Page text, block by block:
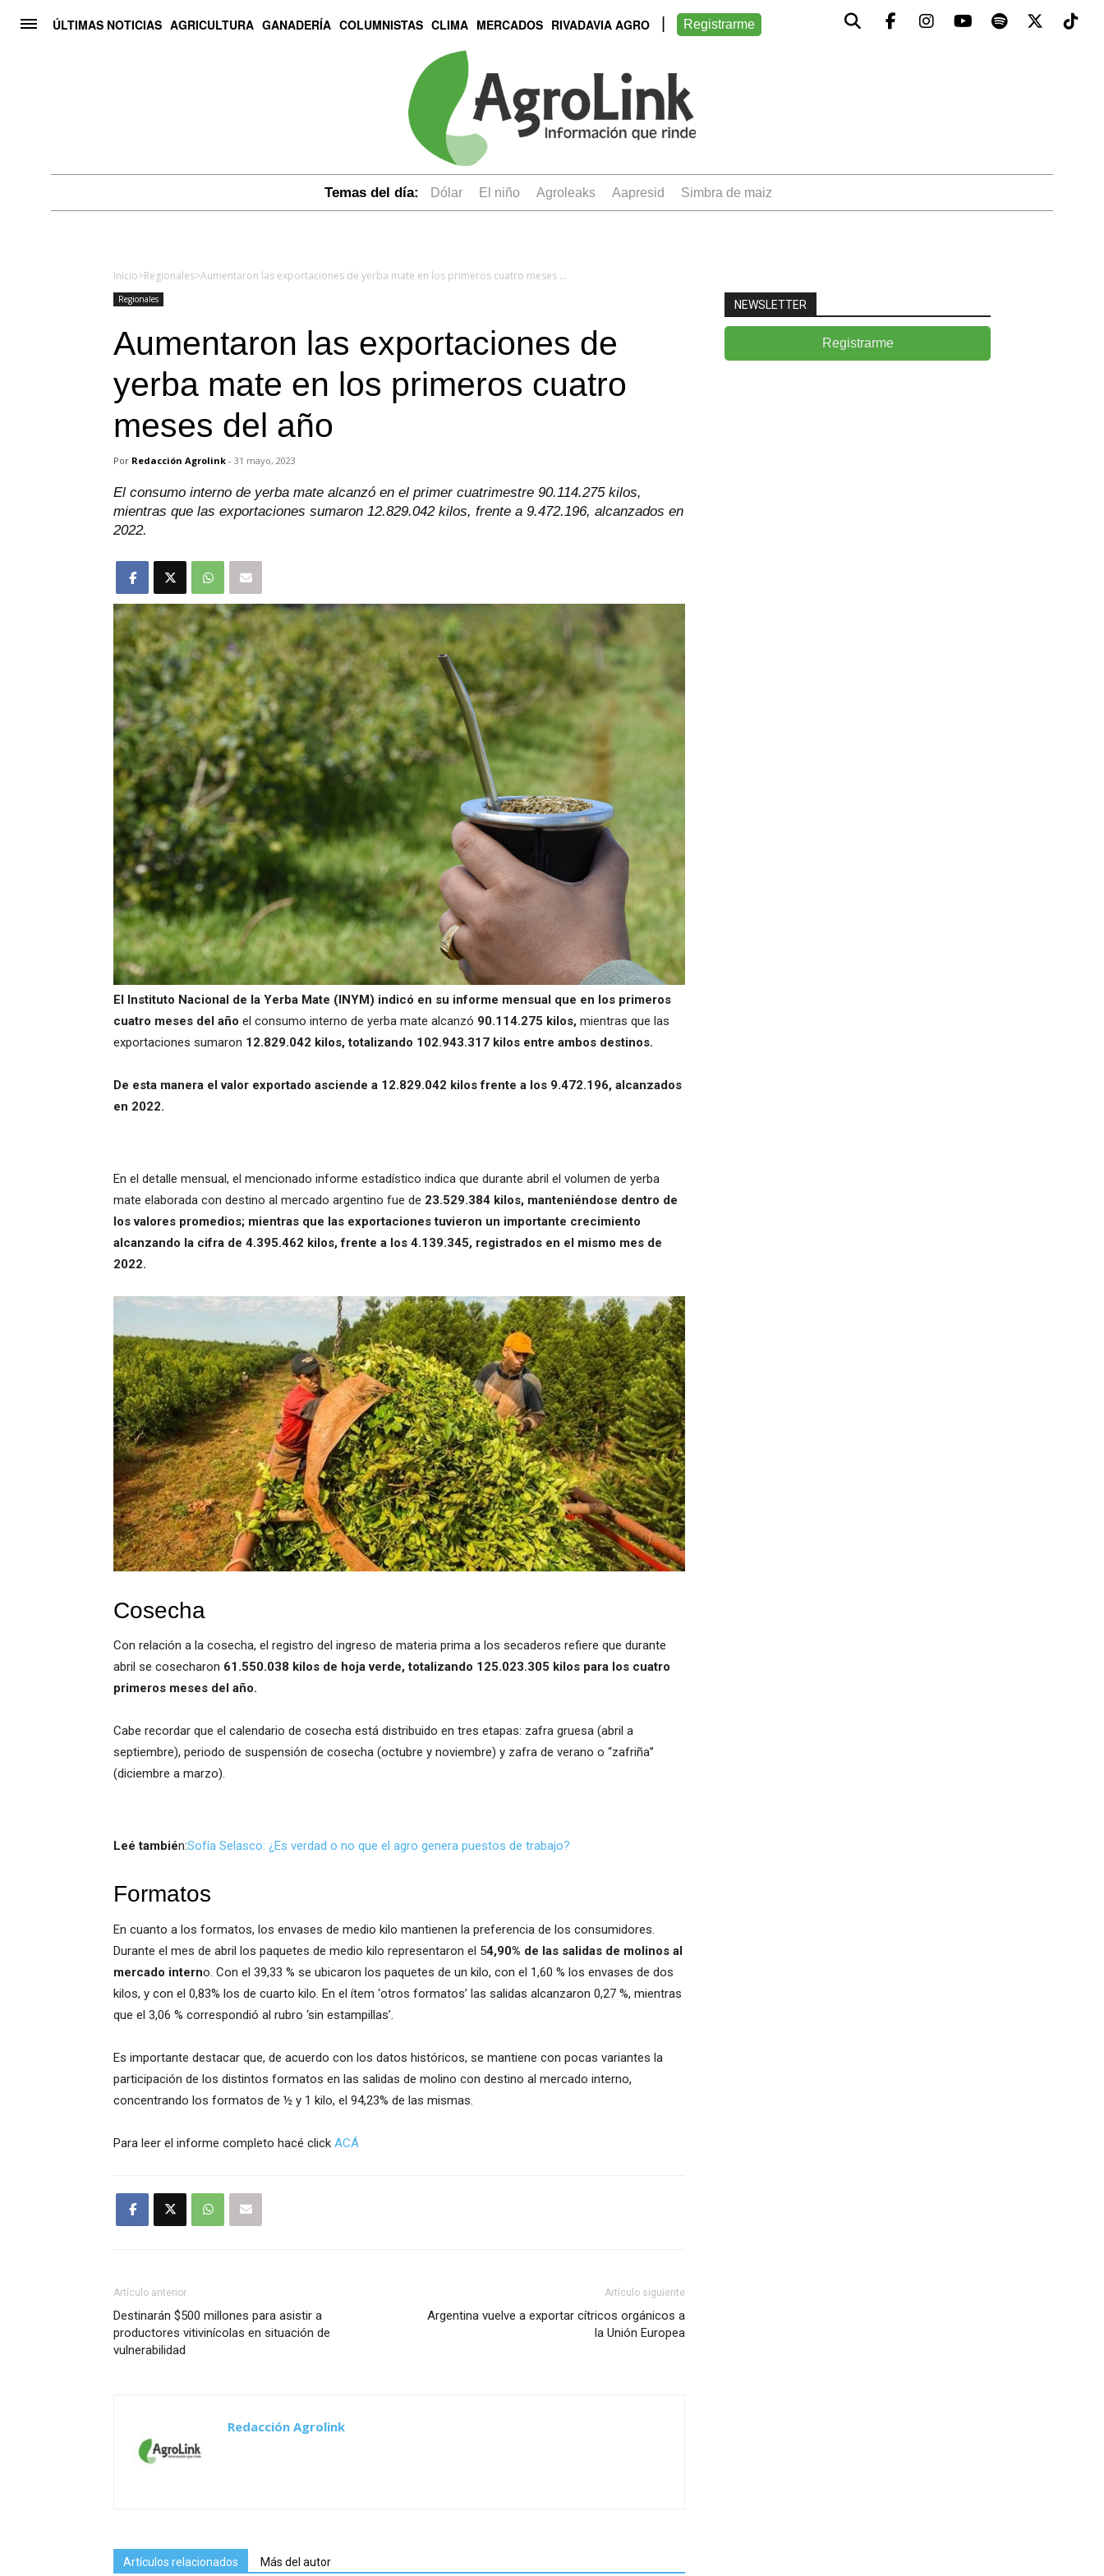
ÚLTIMAS NOTICIAS AGRICULTURA GANADERÍA COLUMNISTAS CLIMA MERCADOS RIVADAVIA AGRO Registrarme
Temas del día: dólar el niño Agroleaks aapresid simbra de maiz
Inicio>Regionales> Aumentaron las exportaciones de yerba mate en los primeros cuatro meses del año
Regionales
Aumentaron las exportaciones de
yerba mate en los primeros cuatro
meses del año
Por Redacción Agrolink - 31 mayo, 2023
El consumo interno de yerba mate alcanzó en el primer cuatrimestre 90.114.275 kilos,
mientras que las exportaciones sumaron 12.829.042 kilos, frente a 9.472.196, alcanzados en
2022.
El Instituto Nacional de la Yerba Mate (INYM) indicó en su informe mensual que en los primeros
cuatro meses del año el consumo interno de yerba mate alcanzó 90.114.275 kilos, mientras que las
exportaciones sumaron 12.829.042 kilos, totalizando 102.943.317 kilos entre ambos destinos.
De esta manera el valor exportado asciende a 12.829.042 kilos frente a los 9.472.196, alcanzados
en 2022.
En el detalle mensual, el mencionado informe estadístico indica que durante abril el volumen de yerba
mate elaborada con destino al mercado argentino fue de 23.529.384 kilos, manteniéndose dentro de
los valores promedios; mientras que las exportaciones tuvieron un importante crecimiento
alcanzando la cifra de 4.395.462 kilos, frente a los 4.139.345, registrados en el mismo mes de
2022.
Cosecha
Con relación a la cosecha, el registro del ingreso de materia prima a los secaderos refiere que durante
abril se cosecharon 61.550.038 kilos de hoja verde, totalizando 125.023.305 kilos para los cuatro
primeros meses del año.
Cabe recordar que el calendario de cosecha está distribuido en tres etapas: zafra gruesa (abril a
septiembre), periodo de suspensión de cosecha (octubre y noviembre) y zafra de verano o “zafriña”
(diciembre a marzo).
Leé también:Sofía Selasco: ¿Es verdad o no que el agro genera puestos de trabajo?
Formatos
En cuanto a los formatos, los envases de medio kilo mantienen la preferencia de los consumidores.
Durante el mes de abril los paquetes de medio kilo representaron el 54,90% de las salidas de molinos al
mercado interno. Con el 39,33 % se ubicaron los paquetes de un kilo, con el 1,60 % los envases de dos
kilos, y con el 0,83% los de cuarto kilo. En el ítem ‘otros formatos’ las salidas alcanzaron 0,27 %, mientras
que el 3,06 % correspondió al rubro ‘sin estampillas’.
Es importante destacar que, de acuerdo con los datos históricos, se mantiene con pocas variantes la
participación de los distintos formatos en las salidas de molino con destino al mercado interno,
concentrando los formatos de ½ y 1 kilo, el 94,23% de las mismas.
Para leer el informe completo hacé click ACÁ
Artículo anterior
Destinarán $500 millones para asistir a
productores vitivinícolas en situación de
vulnerabilidad
Artículo siguiente
Argentina vuelve a exportar cítricos orgánicos a
la Unión Europea
Redacción Agrolink
Artículos relacionados Más del autor
NEWSLETTER
Registrarme